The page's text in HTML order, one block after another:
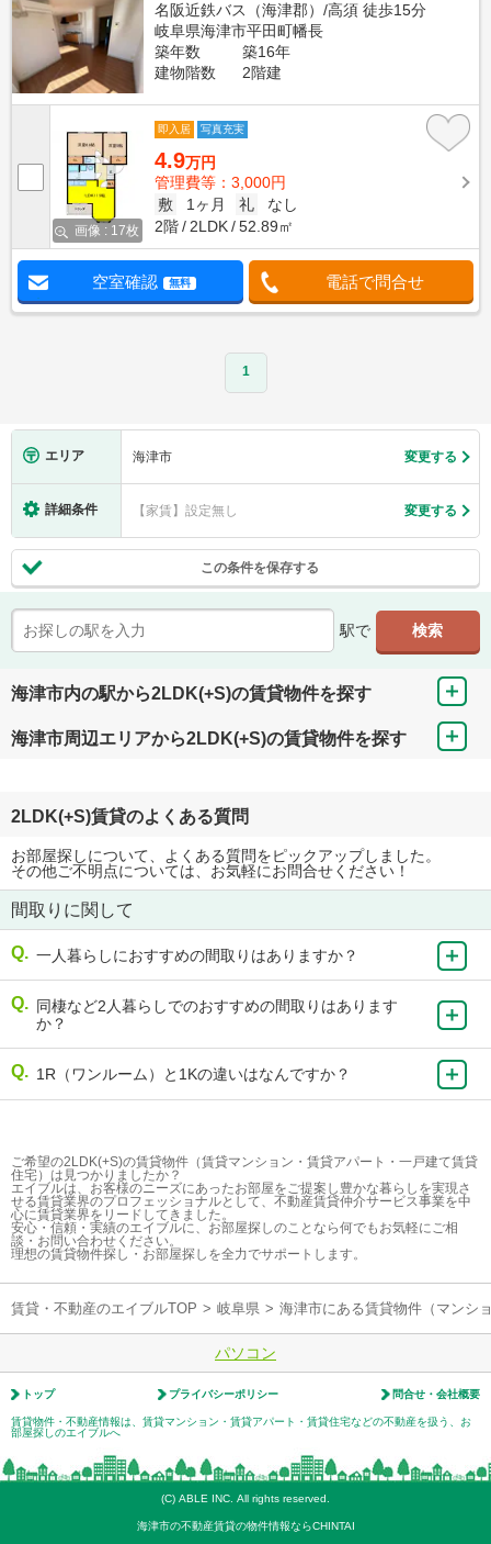
名阪近鉄バス（海津郡）/高須 徒歩15分
岐阜県海津市平田町幡長
築年数
築16年
建物階数
2階建
画像 : 17枚
即入居 写真充実
4.9万円
管理費等：3,000円
敷
1ヶ月 礼
なし
2階
2LDK 52.89㎡
空室確認 無料 電話で問合せ
1
エリア 海津市 変更する
詳細条件 【家賃】設定無し 変更する
この条件を保存する
駅で
海津市内の駅から2LDK(+S)の賃貸物件を探す
海津市周辺エリアから2LDK(+S)の賃貸物件を探す
2LDK(+S)賃貸のよくある質問
お部屋探しについて、よくある質問をピックアップしました。
その他ご不明点については、お気軽にお問合せください！
間取りに関して
一人暮らしにおすすめの間取りはありますか？
同棲など2人暮らしでのおすすめの間取りはあります
か？
1R（ワンルーム）と1Kの違いはなんですか？
ご希望の2LDK(+S)の賃貸物件（賃貸マンション・賃貸アパート・一戸建て賃貸
住宅）は見つかりましたか？
エイブルは、お客様のニーズにあったお部屋をご提案し豊かな暮らしを実現さ
せる賃貸業界のプロフェッショナルとして、不動産賃貸仲介サービス事業を中
心に賃貸業界をリードしてきました。
安心・信頼・実績のエイブルに、お部屋探しのことなら何でもお気軽にご相
談・お問い合わせください。
理想の賃貸物件探し・お部屋探しを全力でサポートします。
賃貸・不動産のエイブルTOP > 岐阜県 > 海津市にある賃貸物件（マンシ
パソコン
トップ プライバシーポリシー 問合せ・会社概要
賃貸物件・不動産情報は、賃貸マンション・賃貸アパート・賃貸住宅などの不動産を扱う、お
部屋探しのエイブルへ
(C) ABLE INC. All rights reserved.
海津市の不動産賃貸の物件情報ならCHINTAI